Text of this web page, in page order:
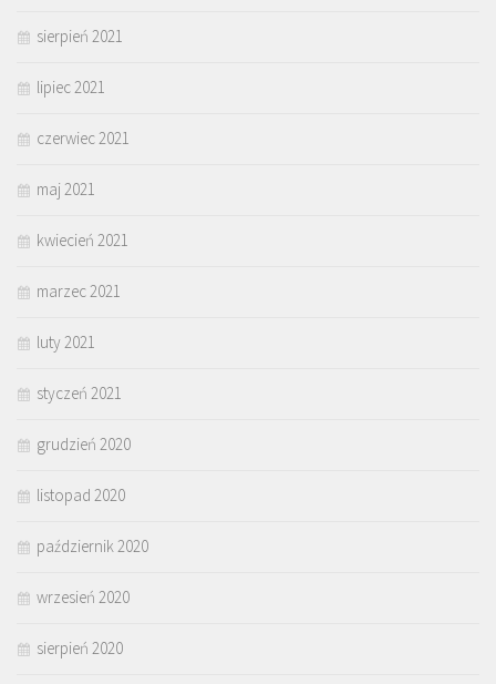
sierpień 2021
lipiec 2021
czerwiec 2021
maj 2021
kwiecień 2021
marzec 2021
luty 2021
styczeń 2021
grudzień 2020
listopad 2020
październik 2020
wrzesień 2020
sierpień 2020